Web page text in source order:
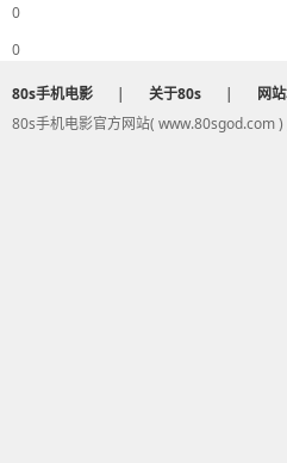
0
0
80s手机电影 | 关于80s | 网
80s手机电影官方网站( www.80sgod.com